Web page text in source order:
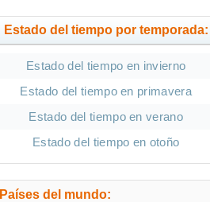
Estado del tiempo por temporada:
Estado del tiempo en invierno
Estado del tiempo en primavera
Estado del tiempo en verano
Estado del tiempo en otoño
Países del mundo: